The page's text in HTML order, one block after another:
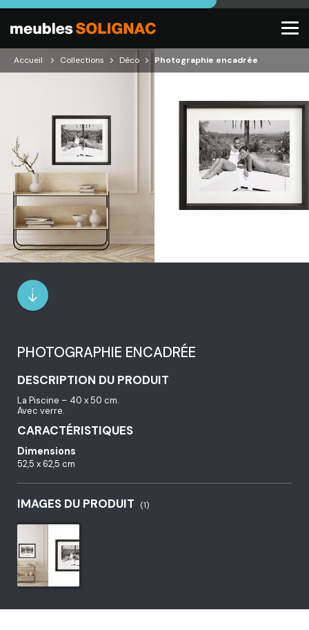
Accueil Collections Déco Photographie encadrée
PHOTOGRAPHIE ENCADRÉE
DESCRIPTION DU PRODUIT
La Piscine – 40 x 50 cm.
Avec verre.
CARACTÉRISTIQUES
Dimensions
52,5 x 62,5 cm
IMAGES DU PRODUIT (1)